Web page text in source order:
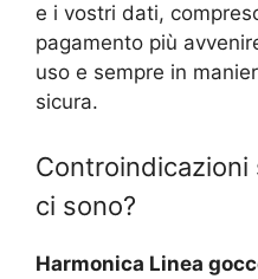
e i vostri dati,
pagamento più
uso e sempre in
sicura.
Controindicazioni
ci sono?
Harmonica Linea